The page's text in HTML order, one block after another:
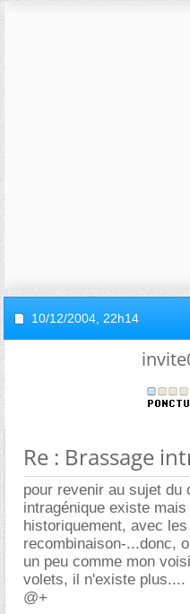
10/12/2004, 22h14
Re : Brassage
pour revenir au sujet du
intragénique existe
historiquement, avec
recombinaison-...donc,
un peu comme mon
volets, il n'existe plus....
@+